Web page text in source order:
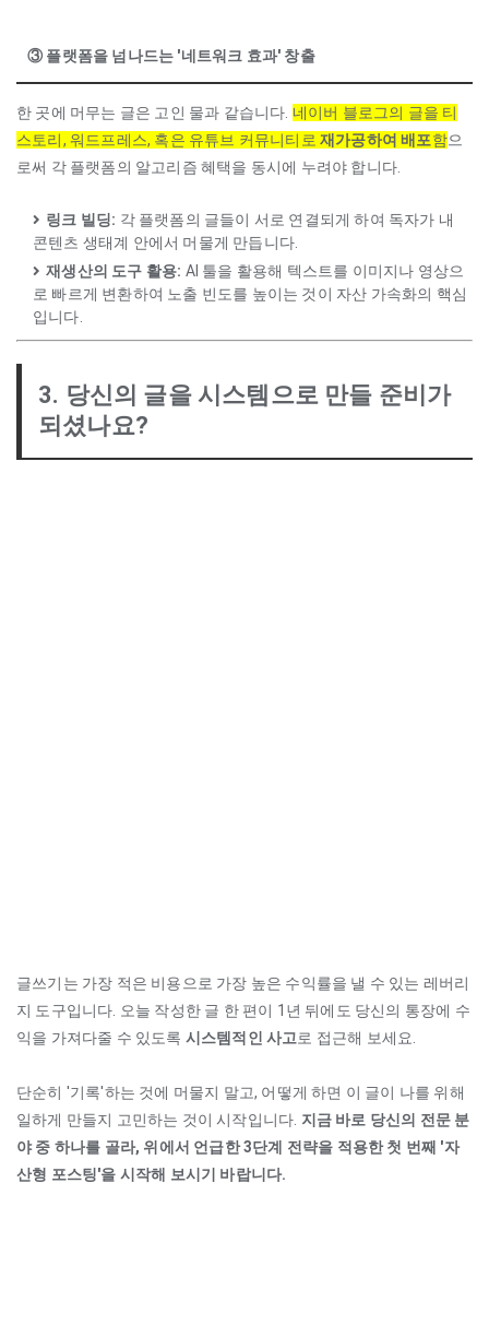
③ 플랫폼을 넘나드는 '네트워크 효과' 창출
한 곳에 머무는 글은 고인 물과 같습니다. 네이버 블로그의 글을 티
스토리, 워드프레스, 혹은 유튜브 커뮤니티로 재가공하여 배포함으
로써 각 플랫폼의 알고리즘 혜택을 동시에 누려야 합니다.
링크 빌딩: 각 플랫폼의 글들이 서로 연결되게 하여 독자가 내
콘텐츠 생태계 안에서 머물게 만듭니다.
재생산의 도구 활용: AI 툴을 활용해 텍스트를 이미지나 영상으
로 빠르게 변환하여 노출 빈도를 높이는 것이 자산 가속화의 핵심
입니다.
3. 당신의 글을 시스템으로 만들 준비가
되셨나요?
글쓰기는 가장 적은 비용으로 가장 높은 수익률을 낼 수 있는 레버리
지 도구입니다. 오늘 작성한 글 한 편이 1년 뒤에도 당신의 통장에 수
익을 가져다줄 수 있도록 시스템적인 사고로 접근해 보세요.
단순히 '기록'하는 것에 머물지 말고, 어떻게 하면 이 글이 나를 위해
일하게 만들지 고민하는 것이 시작입니다. 지금 바로 당신의 전문 분
야 중 하나를 골라, 위에서 언급한 3단계 전략을 적용한 첫 번째 '자
산형 포스팅'을 시작해 보시기 바랍니다.